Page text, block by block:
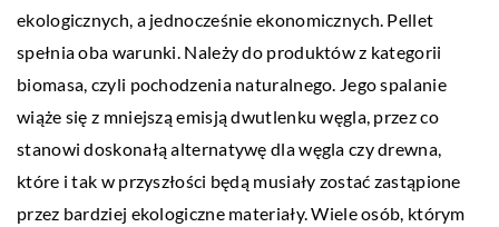
ekologicznych, a jednocześnie ekonomicznych. Pellet
spełnia oba warunki. Należy do produktów z kategorii
biomasa, czyli pochodzenia naturalnego. Jego spalanie
wiąże się z mniejszą emisją dwutlenku węgla, przez co
stanowi doskonałą alternatywę dla węgla czy drewna,
które i tak w przyszłości będą musiały zostać zastąpione
przez bardziej ekologiczne materiały. Wiele osób, którym